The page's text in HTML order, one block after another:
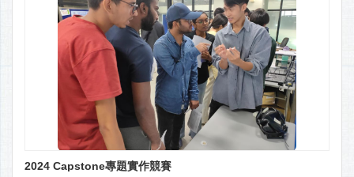
2024 Capstone專題實作競賽